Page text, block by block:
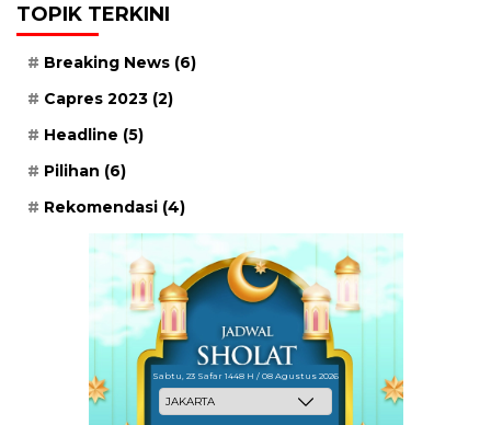
TOPIK TERKINI
Breaking News (6)
Capres 2023 (2)
Headline (5)
Pilihan (6)
Rekomendasi (4)
Sabtu, 23 Safar 1448 H / 08 Agustus 2026